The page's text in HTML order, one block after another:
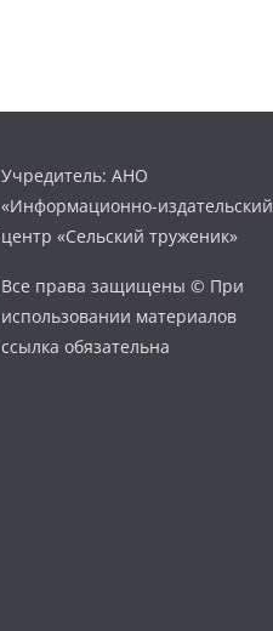
Учредитель: АНО
«Информационно-издательский
центр «Сельский труженик»
Все права защищены © При
использовании материалов
ссылка обязательна